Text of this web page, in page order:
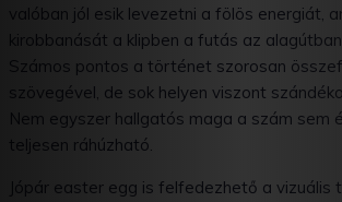
valóban jól esik levezetni a fölös energiát,
kirobbanását a klipben a futás az
Számos pontos a történet szorosan
szövegével, de sok helyen viszont
Nem egyszer hallgatós maga a szám sem
teljesen ráhúzható.
Jópár easter egg is felfedezhető a vizuális